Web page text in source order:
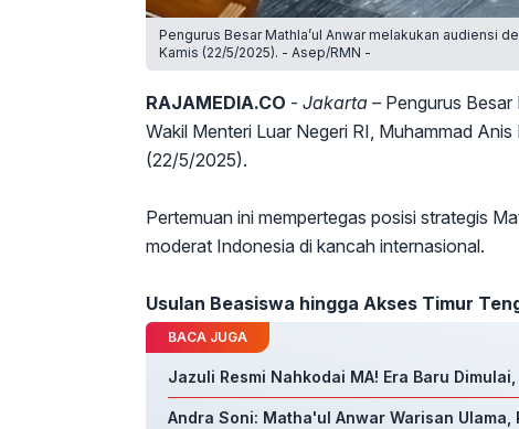
Pengurus Besar Mathla’ul Anwar melakukan audiensi
Kamis (22/5/2025). - Asep/RMN -
RAJAMEDIA.CO - Jakarta –Pengurus Besar
Wakil Menteri Luar Negeri RI, Muhammad
(22/5/2025).
Pertemuan ini mempertegas posisi strategis
moderat Indonesia di kancah internasional.
Usulan Beasiswa hingga Akses Timur
BACA JUGA
Jazuli Resmi Nahkodai MA! Era Baru
Andra Soni: Matha'ul Anwar Warisan Ulama,